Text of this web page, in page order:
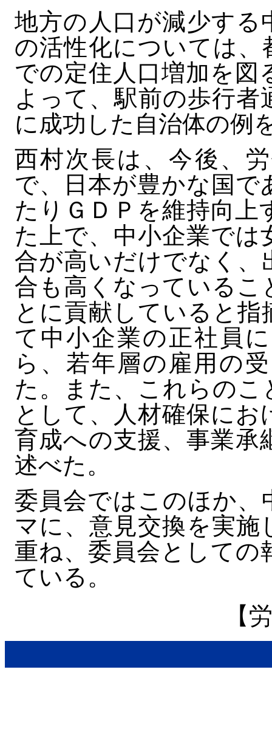
地方の人口が減少する
の活性化については、
での定住人口増加を
よって、駅前の歩行
に成功した自治体の例
西村次長は、今後、
で、日本が豊かな国
たりＧＤＰを維持向
た上で、中小企業で
合が高いだけでなく、
合も高くなっているこ
とに貢献していると
て中小企業の正社員
ら、若年層の雇用の
た。また、これらの
として、人材確保に
育成への支援、事業承
述べた。
委員会ではこのほか、
マに、意見交換を実
重ね、委員会としての
ている。
【